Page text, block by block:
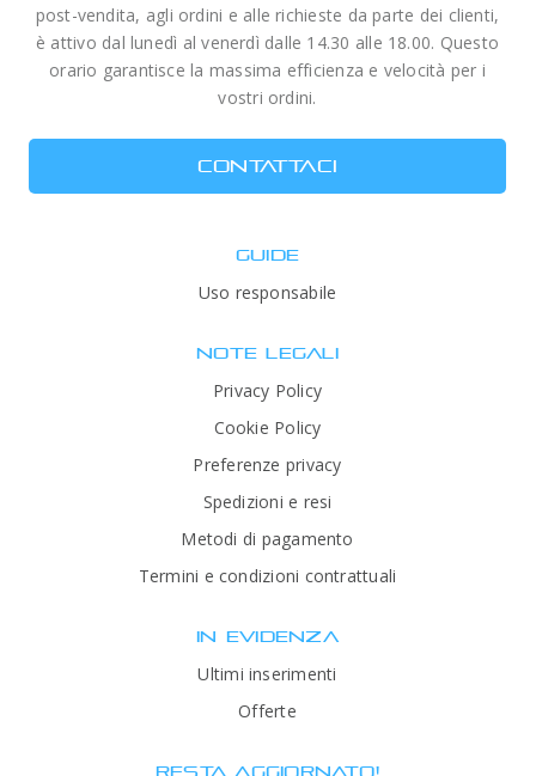
post-vendita, agli ordini e alle richieste da parte dei clienti,
è attivo dal lunedì al venerdì dalle 14.30 alle 18.00. Questo
orario garantisce la massima efficienza e velocità per i
vostri ordini.
CONTATTACI
GUIDE
Uso responsabile
NOTE LEGALI
Privacy Policy
Cookie Policy
Preferenze privacy
Spedizioni e resi
Metodi di pagamento
Termini e condizioni contrattuali
IN EVIDENZA
Ultimi inserimenti
Offerte
RESTA AGGIORNATO!